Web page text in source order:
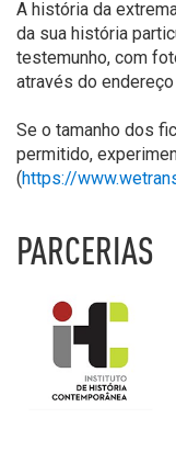
A história da
da sua história
testemunho, com
através do
Se o tamanho dos
permitido,
(https://
PARCERIAS